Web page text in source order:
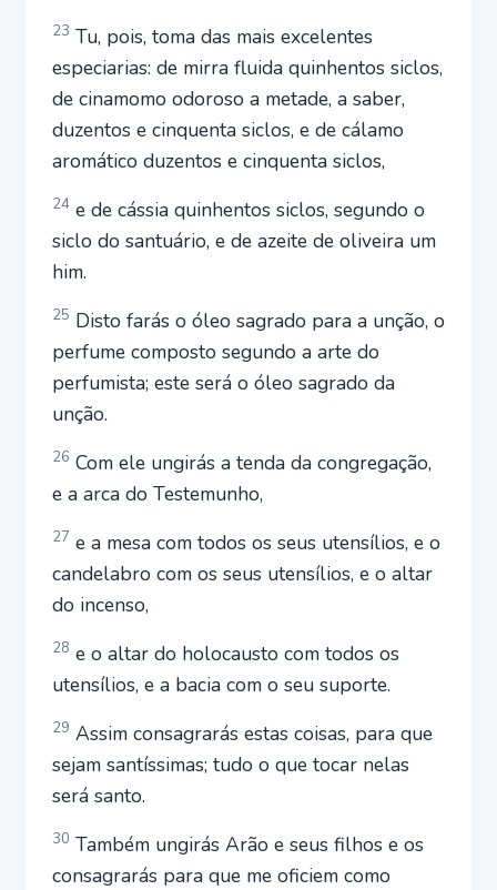
23 Tu, pois, toma das mais excelentes
especiarias: de mirra fluida quinhentos siclos,
de cinamomo odoroso a metade, a saber,
duzentos e cinquenta siclos, e de cálamo
aromático duzentos e cinquenta siclos,
24 e de cássia quinhentos siclos, segundo o
siclo do santuário, e de azeite de oliveira um
him.
25 Disto farás o óleo sagrado para a unção, o
perfume composto segundo a arte do
perfumista; este será o óleo sagrado da
unção.
26 Com ele ungirás a tenda da congregação,
e a arca do Testemunho,
27 e a mesa com todos os seus utensílios, e o
candelabro com os seus utensílios, e o altar
do incenso,
28 e o altar do holocausto com todos os
utensílios, e a bacia com o seu suporte.
29 Assim consagrarás estas coisas, para que
sejam santíssimas; tudo o que tocar nelas
será santo.
30 Também ungirás Arão e seus filhos e os
consagrarás para que me oficiem como